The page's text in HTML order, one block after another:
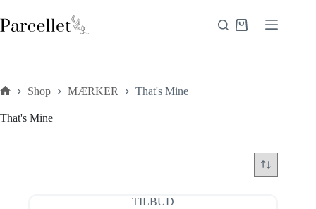
til
indhold
Indkøbskurv
Shop MÆRKER That's Mine
That's Mine
TILBUD